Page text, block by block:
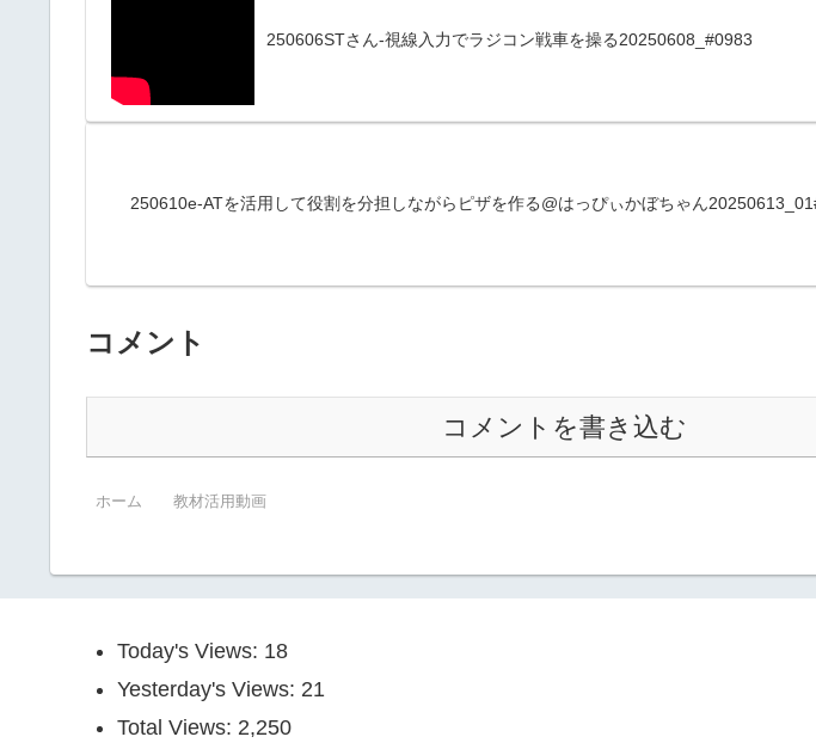
250606STさん-視線入力でラジコン戦車を操る20250608_#0983
250610e-ATを活用して役割を分担しながらピザを作る@はっぴぃかぼちゃん
コメント
コメントを書き込む
ホーム 教材活用動画
Today's Views: 18
Yesterday's Views: 21
Total Views: 2,250